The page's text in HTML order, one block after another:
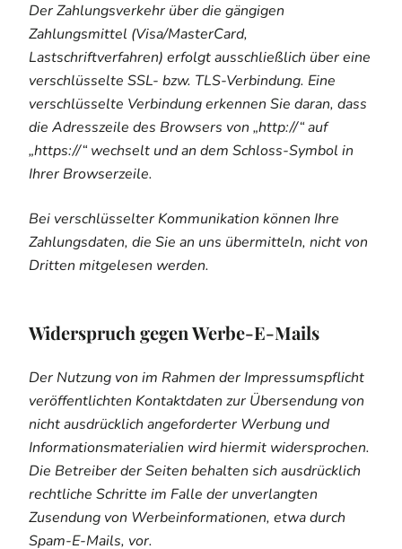
Der Zahlungsverkehr über die gängigen
Zahlungsmittel (Visa/MasterCard,
Lastschriftverfahren) erfolgt ausschließlich über eine
verschlüsselte SSL- bzw. TLS-Verbindung. Eine
verschlüsselte Verbindung erkennen Sie daran, dass
die Adresszeile des Browsers von „http://“ auf
„https://“ wechselt und an dem Schloss-Symbol in
Ihrer Browserzeile.
Bei verschlüsselter Kommunikation können Ihre
Zahlungsdaten, die Sie an uns übermitteln, nicht von
Dritten mitgelesen werden.
Widerspruch gegen Werbe-E-Mails
Der Nutzung von im Rahmen der Impressumspflicht
veröffentlichten Kontaktdaten zur Übersendung von
nicht ausdrücklich angeforderter Werbung und
Informationsmaterialien wird hiermit widersprochen.
Die Betreiber der Seiten behalten sich ausdrücklich
rechtliche Schritte im Falle der unverlangten
Zusendung von Werbeinformationen, etwa durch
Spam-E-Mails, vor.